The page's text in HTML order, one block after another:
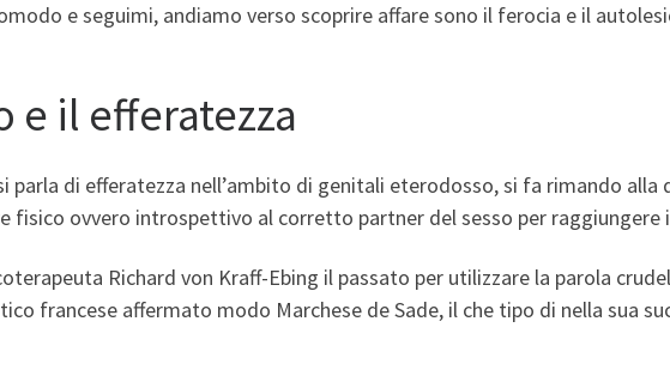
e seguimi, andiamo verso scoprire affare sono il ferocia e il
e il efferatezza
parla di efferatezza nell’ambito di genitali eterodosso, si fa rimando
fisico ovvero introspettivo al corretto partner del sesso per raggiungere
Richard von Kraff-Ebing il passato per utilizzare la parola
francese affermato modo Marchese de Sade, il che tipo di nella sua